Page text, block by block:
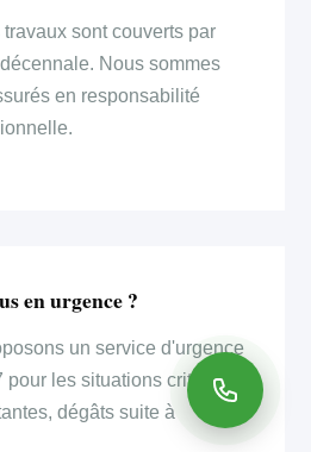
sont couverts par
Nous sommes
en responsabilité
en urgence ?
un service d'urgence
pour les situations critiques
dégâts suite à